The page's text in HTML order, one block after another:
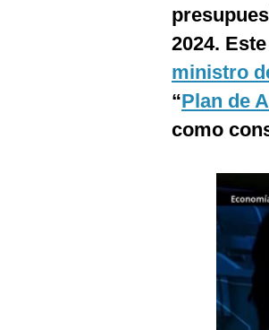
2024.
ministro
“Plan de
como